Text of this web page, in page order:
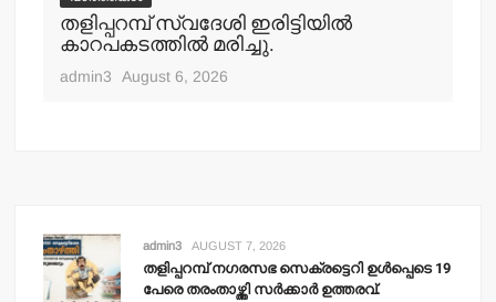
തളിപ്പറമ്പ് സ്വദേശി ഇരിട്ടിയില്‍
കാറപകടത്തില്‍ മരിച്ചു.
admin3 August 6, 2026
admin3 AUGUST 7, 2026
തളിപ്പറമ്പ് നഗരസഭ സെക്രട്ടെറി ഉള്‍പ്പെടെ 19
പേരെ തരംതാഴ്ത്തി സര്‍ക്കാര്‍ ഉത്തരവ്.